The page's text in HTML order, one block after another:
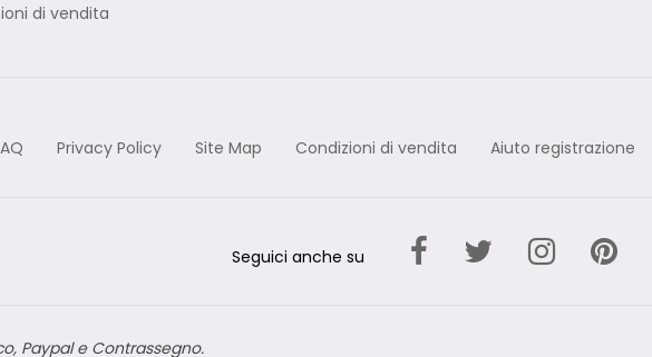
di vendita
Privacy Policy Site Map Condizioni di vendita Aiuto registrazione
Seguici anche su
Paypal e Contrassegno.